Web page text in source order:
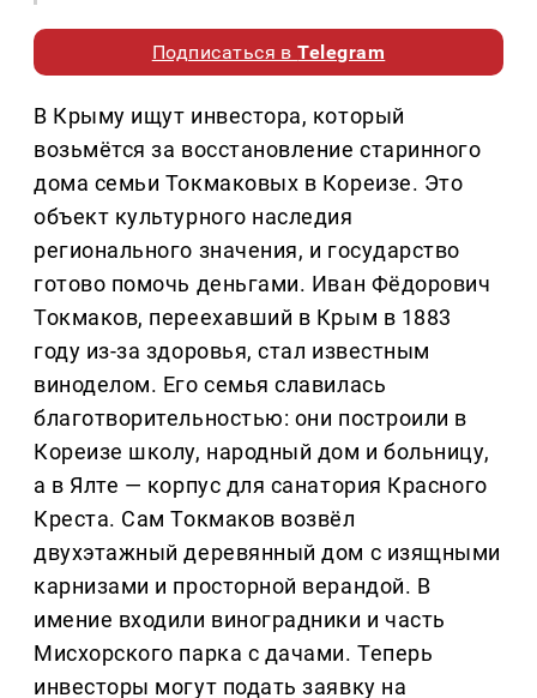
Подписаться вTelegram
В Крыму ищут инвестора, который
возьмётся за восстановление старинного
дома семьи Токмаковых в Кореизе. Это
объект культурного наследия
регионального значения, и государство
готово помочь деньгами. Иван Фёдорович
Токмаков, переехавший в Крым в 1883
году из-за здоровья, стал известным
виноделом. Его семья славилась
благотворительностью: они построили в
Кореизе школу, народный дом и больницу,
а в Ялте — корпус для санатория Красного
Креста. Сам Токмаков возвёл
двухэтажный деревянный дом с изящными
карнизами и просторной верандой. В
имение входили виноградники и часть
Мисхорского парка с дачами. Теперь
инвесторы могут подать заявку на